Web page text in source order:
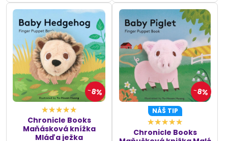
8%
Chronicle Books
Maňásková knížka
Mláďa ježka
8%
NÁŠ TIP
Chronicle Books